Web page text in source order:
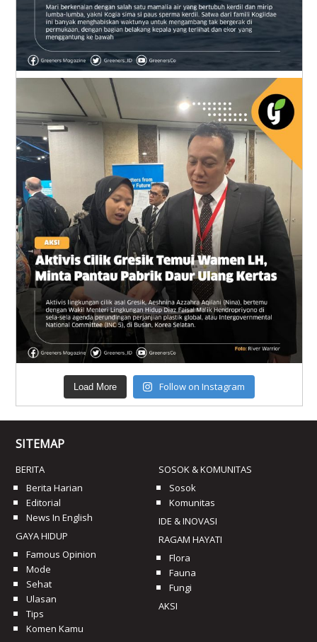
Load More Follow on Instagram
SITEMAP
BERITA
Berita Harian
Editorial
News In English
GAYA HIDUP
Famous Opinion
Mode
Sehat
Ulasan
Tips
Komen Kamu
SOSOK & KOMUNITAS
Sosok
Komunitas
IDE & INOVASI
RAGAM HAYATI
Flora
Fauna
Fungi
AKSI